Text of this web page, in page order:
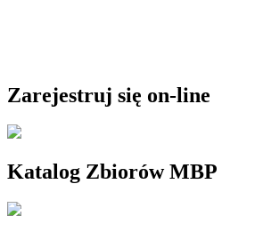
Zarejestruj się on-line
Katalog Zbiorów MBP